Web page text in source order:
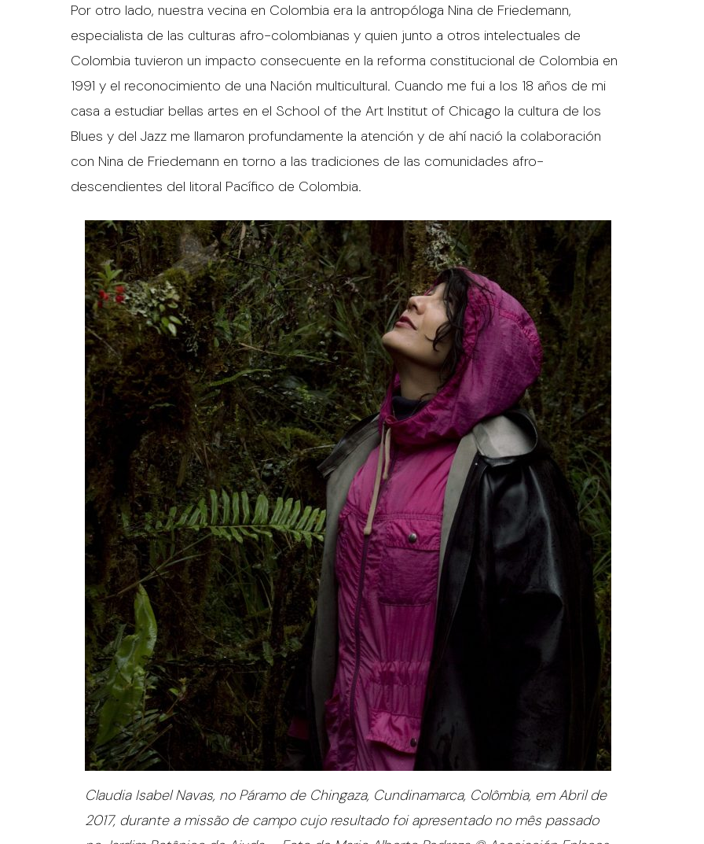
Por otro lado, nuestra vecina en Colombia era la antropóloga Nina de Friedemann,
especialista de las culturas afro-colombianas y quien junto a otros intelectuales de
Colombia tuvieron un impacto consecuente en la reforma constitucional de Colombia en
1991 y el reconocimiento de una Nación multicultural. Cuando me fui a los 18 años de mi
casa a estudiar bellas artes en el School of the Art Institut of Chicago la cultura de los
Blues y del Jazz me llamaron profundamente la atención y de ahí nació la colaboración
con Nina de Friedemann en torno a las tradiciones de las comunidades afro-
descendientes del litoral Pacífico de Colombia.
Claudia Isabel Navas, no Páramo de Chingaza, Cundinamarca, Colômbia, em Abril de
2017, durante a missão de campo cujo resultado foi apresentado no mês passado